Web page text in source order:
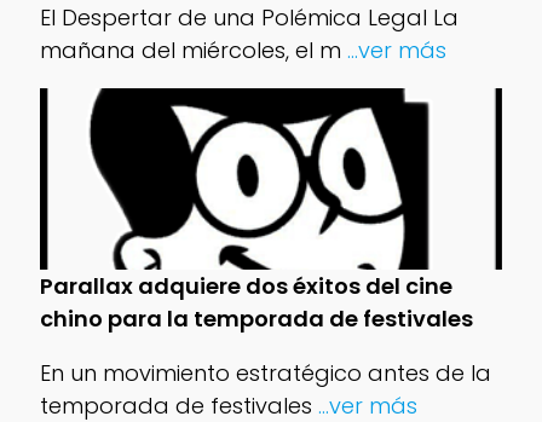
El Despertar de una Polémica Legal La
mañana del miércoles, el m ...ver más
Parallax adquiere dos éxitos del cine
chino para la temporada de festivales
En un movimiento estratégico antes de la
temporada de festivales ...ver más